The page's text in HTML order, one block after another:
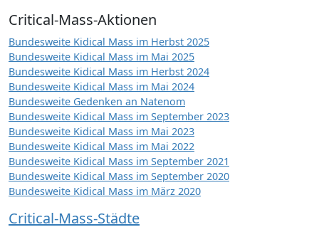
Critical-Mass-Aktionen
Bundesweite Kidical Mass im Herbst 2025
Bundesweite Kidical Mass im Mai 2025
Bundesweite Kidical Mass im Herbst 2024
Bundesweite Kidical Mass im Mai 2024
Bundesweite Gedenken an Natenom
Bundesweite Kidical Mass im September 2023
Bundesweite Kidical Mass im Mai 2023
Bundesweite Kidical Mass im Mai 2022
Bundesweite Kidical Mass im September 2021
Bundesweite Kidical Mass im September 2020
Bundesweite Kidical Mass im März 2020
Critical-Mass-Städte